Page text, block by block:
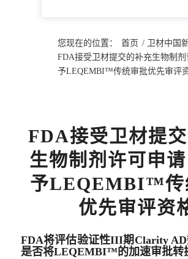
您现在的位置： 首页 / 卫材中国
FDA接受卫材提交的补充生物制
予LEQEMBI™传统审批优先审评
FDA接受卫材提
生物制剂许可申
予LEQEMBI™传
优先审评资
FDA将评估验证性III期Clarity
是否将LEQEMBI™的加速审批转